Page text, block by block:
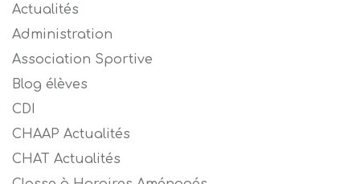
Actualités
Administration
Association Sportive
Blog élèves
CDI
CHAAP Actualités
CHAT Actualités